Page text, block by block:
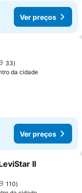
Ver preços
aos favoritos
33
da cidade
Ver preços
aos favoritos
II
110